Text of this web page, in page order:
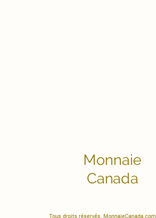
Monnaie
Canada
Tous droits réservés.